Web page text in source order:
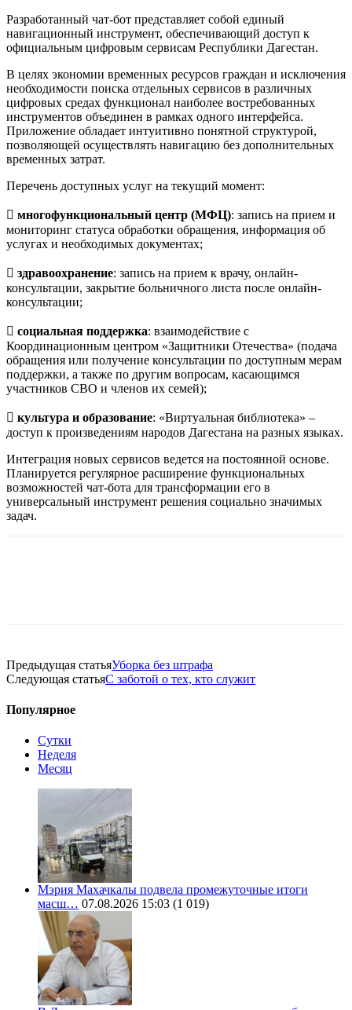
Разработанный чат-бот представляет собой единый
навигационный инструмент, обеспечивающий доступ к
официальным цифровым сервисам Республики Дагестан.
В целях экономии временных ресурсов граждан и исключения
необходимости поиска отдельных сервисов в различных
цифровых средах функционал наиболее востребованных
инструментов объединен в рамках одного интерфейса.
Приложение обладает интуитивно понятной структурой,
позволяющей осуществлять навигацию без дополнительных
временных затрат.
Перечень доступных услуг на текущий момент:
 многофункциональный центр (МФЦ): запись на прием и
мониторинг статуса обработки обращения, информация об
услугах и необходимых документах;
 здравоохранение: запись на прием к врачу, онлайн-
консультации, закрытие больничного листа после онлайн-
консультации;
 социальная поддержка: взаимодействие с
Координационным центром «Защитники Отечества» (подача
обращения или получение консультации по доступным мерам
поддержки, а также по другим вопросам, касающимся
участников СВО и членов их семей);
 культура и образование: «Виртуальная библиотека» –
доступ к произведениям народов Дагестана на разных языках.
Интеграция новых сервисов ведется на постоянной основе.
Планируется регулярное расширение функциональных
возможностей чат-бота для трансформации его в
универсальный инструмент решения социально значимых
задач.
Предыдущая статьяУборка без штрафа
Следующая статьяС заботой о тех, кто служит
Популярное
Сутки
Неделя
Месяц
Мэрия Махачкалы подвела промежуточные итоги
масш… 07.08.2026 15:03 (1 019)